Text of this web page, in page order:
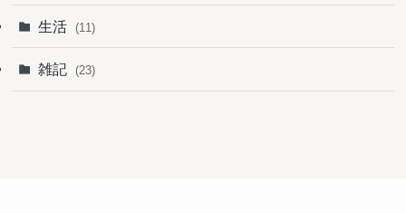
生活 (11)
雑記 (23)